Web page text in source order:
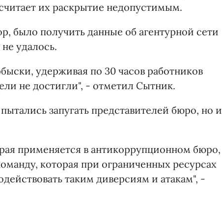
их раскрытие недопустимым.
было получить данные об агентурной сети
удалось.
удерживая по 30 часов работников
не достигли", - отметил Сытник.
запугать представителей бюро, но и
применяется в антикоррупционном бюро,
которая при ограниченных ресурсах
таким диверсиям и атакам", -